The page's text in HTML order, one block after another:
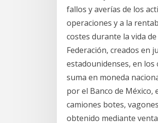
fallos y averías de los
operaciones y a la
costes durante la vida
Federación, creados en
estadounidenses, en
suma en moneda
por el Banco de México,
camiones botes,
obtenido mediante